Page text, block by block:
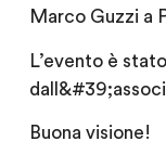
Marco Guzzi a
L’evento è
Buona visione!